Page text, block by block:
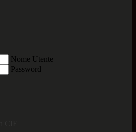
Nome Utente
Password